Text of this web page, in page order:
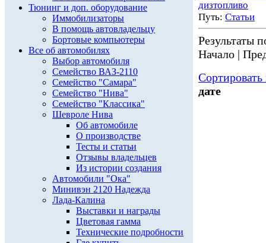
Тюнинг и доп. оборудование
Иммобилизаторы
В помощь автовладельцу
Бортовые компьютеры
Все об автомобилях
Выбор автомобиля
Семейство ВАЗ-2110
Семейство "Самара"
Семейство "Нива"
Семейство "Классика"
Шевроле Нива
Об автомобиле
О производстве
Тесты и статьи
Отзывы владельцев
Из истории создания
Автомобили "Ока"
Минивэн 2120 Надежда
Лада-Калина
Выставки и награды
Цветовая гамма
Технические подробности
дизтопливо
Путь: Статьи
Результаты
Начало |
дате